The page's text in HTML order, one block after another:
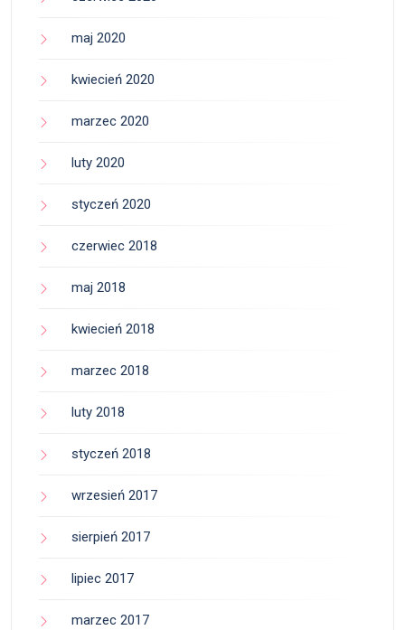
maj 2020
kwiecień 2020
marzec 2020
luty 2020
styczeń 2020
czerwiec 2018
maj 2018
kwiecień 2018
marzec 2018
luty 2018
styczeń 2018
wrzesień 2017
sierpień 2017
lipiec 2017
marzec 2017